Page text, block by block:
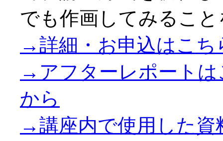
でも作画してみるこ
→詳細・お申込はこち
→アフターレポート
から
→講座内で使用した資